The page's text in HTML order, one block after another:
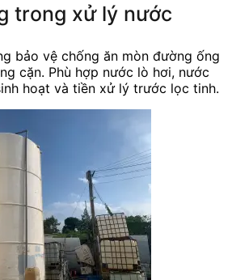
trong xử lý nước
bảo vệ chống ăn mòn đường ống
cặn. Phù hợp nước lò hơi, nước
hoạt và tiền xử lý trước lọc tinh.